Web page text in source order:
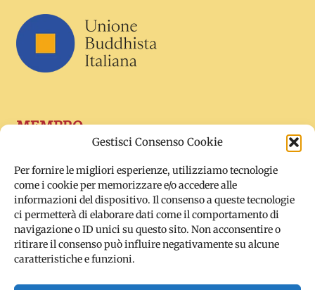
Gestisci Consenso Cookie
Per fornire le migliori esperienze, utilizziamo tecnologie
come i cookie per memorizzare e/o accedere alle
informazioni del dispositivo. Il consenso a queste tecnologie
ci permetterà di elaborare dati come il comportamento di
navigazione o ID unici su questo sito. Non acconsentire o
ritirare il consenso può influire negativamente su alcune
caratteristiche e funzioni.
MEMBRO
SOCIAL